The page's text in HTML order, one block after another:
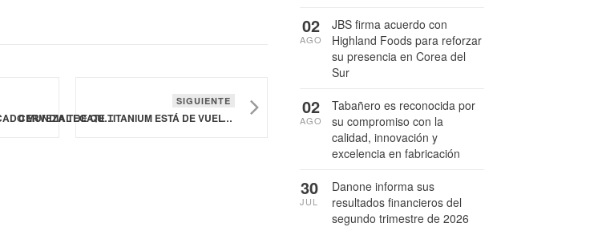
SE PREVÉ QUE MERCADO MUNDIAL DE QUESO ALCANCE LOS 252,169.3 MDD EN 2035
SIGUIENTE
CERVEZA TECATE TITANIUM ESTÁ DE VUELTA EN EL MERCADO MEXICANO
JBS firma acuerdo con
Highland Foods para reforzar
su presencia en Corea del
Sur
02
AGO
Tabañero es reconocida por
su compromiso con la
calidad, innovación y
excelencia en fabricación
02
AGO
Danone informa sus
resultados financieros del
segundo trimestre de 2026
30
JUL